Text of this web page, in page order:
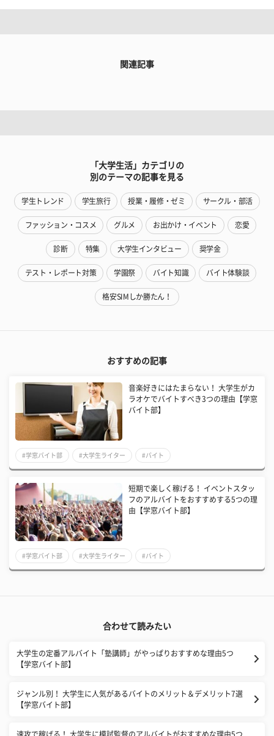
関連記事
「大学生活」カテゴリの
別のテーマの記事を見る
学生トレンド 学生旅行 授業・履修・ゼミ サークル・部活
ファッション・コスメ グルメ お出かけ・イベント 恋愛
診断 特集 大学生インタビュー 奨学金
テスト・レポート対策 学園祭 バイト知識 バイト体験談
格安SIMしか勝たん！
おすすめの記事
音楽好きにはたまらない！ 大学生がカ
ラオケでバイトすべき3つの理由【学窓
バイト部】
#学窓バイト部 #大学生ライター #バイト
短期で楽しく稼げる！ イベントスタッ
フのアルバイトをおすすめする5つの理
由【学窓バイト部】
#学窓バイト部 #大学生ライター #バイト
合わせて読みたい
大学生の定番アルバイト「塾講師」がやっぱりおすすめな理由5つ
【学窓バイト部】
ジャンル別！ 大学生に人気があるバイトのメリット＆デメリット7選
【学窓バイト部】
速攻で稼げる！ 大学生に模試監督のアルバイトがおすすめな理由5つ